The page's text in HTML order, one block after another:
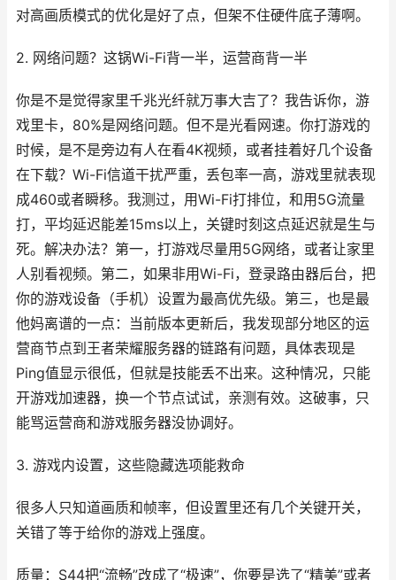
对高画质模式的优化是好了点，但架不住硬件底子薄啊。
2. 网络问题？这锅Wi-Fi背一半，运营商背一半
你是不是觉得家里千兆光纤就万事大吉了？我告诉你，游
戏里卡，80%是网络问题。但不是光看网速。你打游戏的
时候，是不是旁边有人在看4K视频，或者挂着好几个设备
在下载？Wi-Fi信道干扰严重，丢包率一高，游戏里就表现
成460或者瞬移。我测过，用Wi-Fi打排位，和用5G流量
打，平均延迟能差15ms以上，关键时刻这点延迟就是生与
死。解决办法？第一，打游戏尽量用5G网络，或者让家里
人别看视频。第二，如果非用Wi-Fi，登录路由器后台，把
你的游戏设备（手机）设置为最高优先级。第三，也是最
他妈离谱的一点：当前版本更新后，我发现部分地区的运
营商节点到王者荣耀服务器的链路有问题，具体表现是
Ping值显示很低，但就是技能丢不出来。这种情况，只能
开游戏加速器，换一个节点试试，亲测有效。这破事，只
能骂运营商和游戏服务器没协调好。
3. 游戏内设置，这些隐藏选项能救命
很多人只知道画质和帧率，但设置里还有几个关键开关，
关错了等于给你的游戏上强度。
质量：S44把“流畅”改成了“极速”，你要是选了“精美”或者